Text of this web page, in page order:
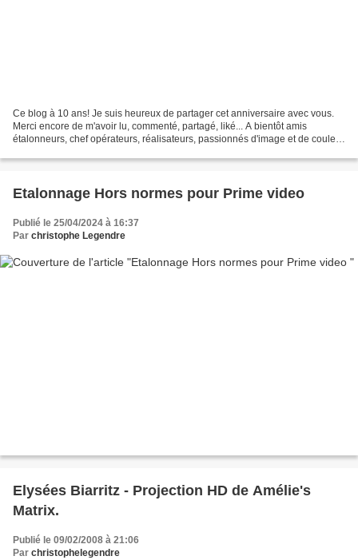
Ce blog à 10 ans! Je suis heureux de partager cet anniversaire avec vous.
Merci encore de m'avoir lu, commenté, partagé, liké... A bientôt amis
étalonneurs, chef opérateurs, réalisateurs, passionnés d'image et de couleur
Etalonnage Hors normes pour Prime video
Publié le 25/04/2024 à 16:37
Par christophe Legendre
Elysées Biarritz - Projection HD de Amélie's
Matrix.
Publié le 09/02/2008 à 21:06
Par christophelegendre